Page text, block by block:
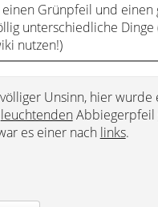
Grünpfeil und einen
unterschiedliche Dinge
nutzen!)
Unsinn, hier wurde
leuchtendenAbbiegerpfeil
es einer nach links.